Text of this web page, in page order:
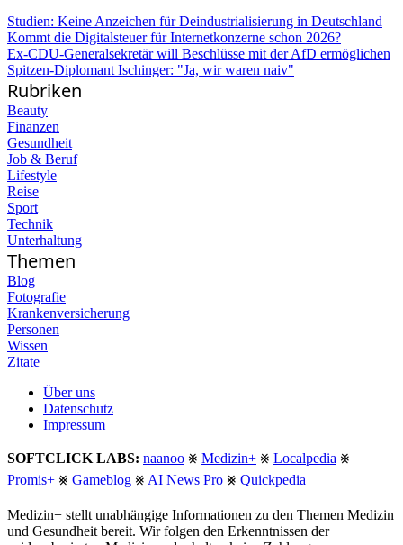
Studien: Keine Anzeichen für Deindustrialisierung in Deutschland
Kommt die Digitalsteuer für Internetkonzerne schon 2026?
Ex-CDU-Generalsekretär will Beschlüsse mit der AfD ermöglichen
Spitzen-Diplomant Ischinger: "Ja, wir waren naiv"
Rubriken
Beauty
Finanzen
Gesundheit
Job & Beruf
Lifestyle
Reise
Sport
Technik
Unterhaltung
Themen
Blog
Fotografie
Krankenversicherung
Personen
Wissen
Zitate
Über uns
Datenschutz
Impressum
SOFTCLICK LABS: naanoo ⨳ Medizin+ ⨳ Localpedia ⨳
Promis+ ⨳ Gameblog ⨳ AI News Pro ⨳ Quickpedia
Medizin+ stellt unabhängige Informationen zu den Themen Medizin
und Gesundheit bereit. Wir folgen den Erkenntnissen der